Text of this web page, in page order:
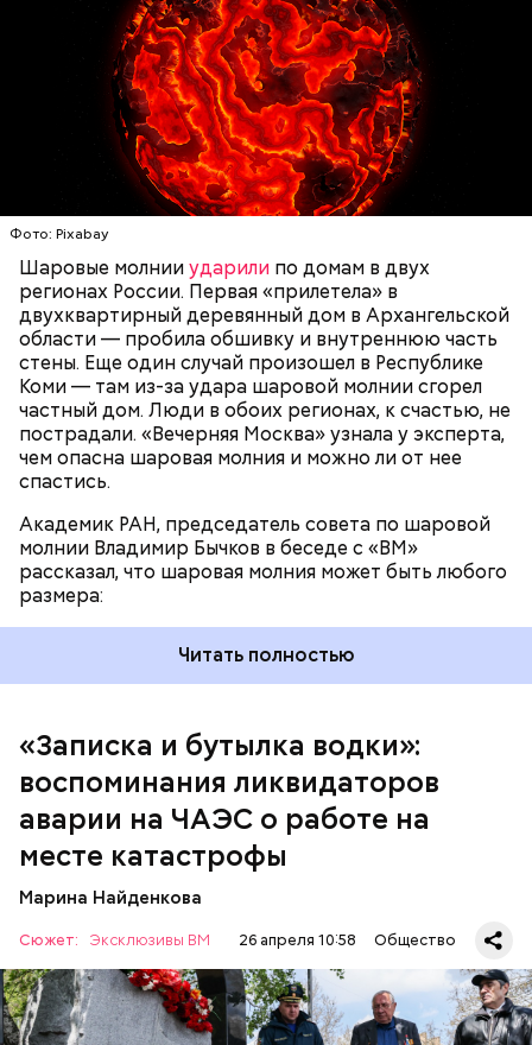
Фото: Pixabay
Шаровые молнииударили по домам в двух
регионах России. Первая «прилетела» в
двухквартирный деревянный дом в Архангельской
области — пробила обшивку и внутреннюю часть
стены. Еще один случай произошел в Республике
Коми — там из-за удара шаровой молнии сгорел
частный дом. Люди в обоих регионах, к счастью, не
пострадали. «Вечерняя Москва» узнала у эксперта,
чем опасна шаровая молния и можно ли от нее
спастись.
Академик РАН, председатель совета по шаровой
молнии Владимир Бычков в беседе с «ВМ»
рассказал, что шаровая молния может быть любого
размера:
— Маленькие — от одного сантиметра, средние —
около 20 сантиметров, а самые большие могут
доходить до нескольких метров. Шаровая молния
проходит и через стекла, даже часто не оставляя
следов. Она как капля стекает, растекается. Может
и в окно влезть, причем в двухметровое.
Сжимается, как воздушный шар, и проходит.
Читать полностью
УЧЕНЫЕ МОЛНИИ ПОГОДА
«Записка и бутылка водки»:
воспоминания ликвидаторов
аварии на ЧАЭС о работе на
месте катастрофы
Марина Найденкова
Сюжет: Эксклюзивы ВМ 26 апреля 10:58 Общество
— Об аварии я узнал 26 апреля, когда нас подняли
транспорт. Привезли в полк. Построились. Сказали,
что произошло. Создали мобильный отряд. Через
несколько часов мы направились в сторону
Чернобыля, — вспоминает Макеев.
По его словам, солдаты не знали о масштабах
трагедии. Подобных аварий раньше не случалось.
Поэтому он не испытывал страха.